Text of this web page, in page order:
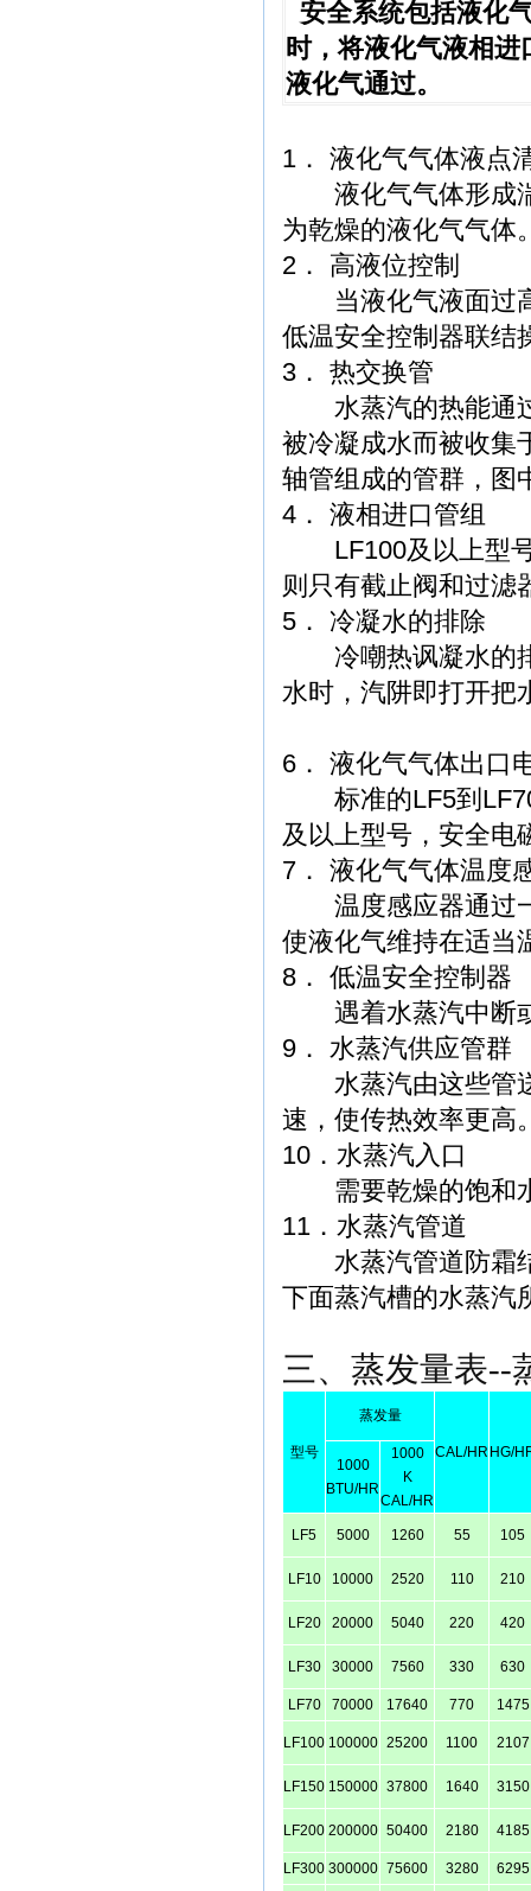
安全系统包括液化
时，将液化气液相
液化气通过。
1． 液化气气体液点
液化气气体形成湍
为乾燥的液化气气体
2． 高液位控制
当液化气液面过高
低温安全控制器联结
3． 热交换管
水蒸汽的热能通过
被冷凝成水而被收集
轴管组成的管群，图
4． 液相进口管组
LF100及以上型号
则只有截止阀和过滤
5． 冷凝水的排除
冷嘲热讽凝水的排
水时，汽阱即打开把
6． 液化气气体出口
标准的LF5到LF70
及以上型号，安全电
7． 液化气气体温度
温度感应器通过一
使液化气维持在适当
8． 低温安全控制器
遇着水蒸汽中断或
9． 水蒸汽供应管群
水蒸汽由这些管送
速，使传热效率更高
10．水蒸汽入口
需要乾燥的饱和水
11．水蒸汽管道
水蒸汽管道防霜结
下面蒸汽槽的水蒸
三、蒸发量表--
型号
蒸发量
CAL/HR HG/
1000
BTU/HR
1000
K
CAL/HR
LF5 5000 1260 55 105
LF10 10000 2520 110 210
LF20 20000 5040 220 420
LF30 30000 7560 330 630
LF70 70000 17640 770 1475
LF100 100000 25200 1100 2107
LF150 150000 37800 1640 3150
LF200 200000 50400 2180 4185
LF300 300000 75600 3280
6295